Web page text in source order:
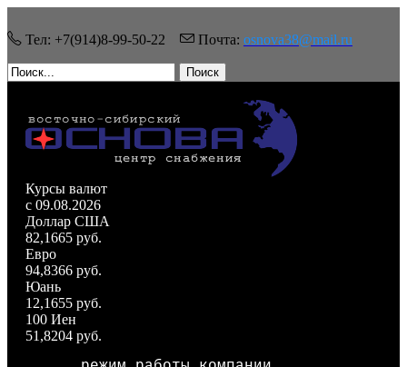
Тел: +7(914)8-99-50-22 Почта: osnova38@mail.ru
Поиск
Курсы валют
c 09.08.2026
Доллар США
82,1665 руб.
Евро
94,8366 руб.
Юань
12,1655 руб.
100 Иен
51,8204 руб.